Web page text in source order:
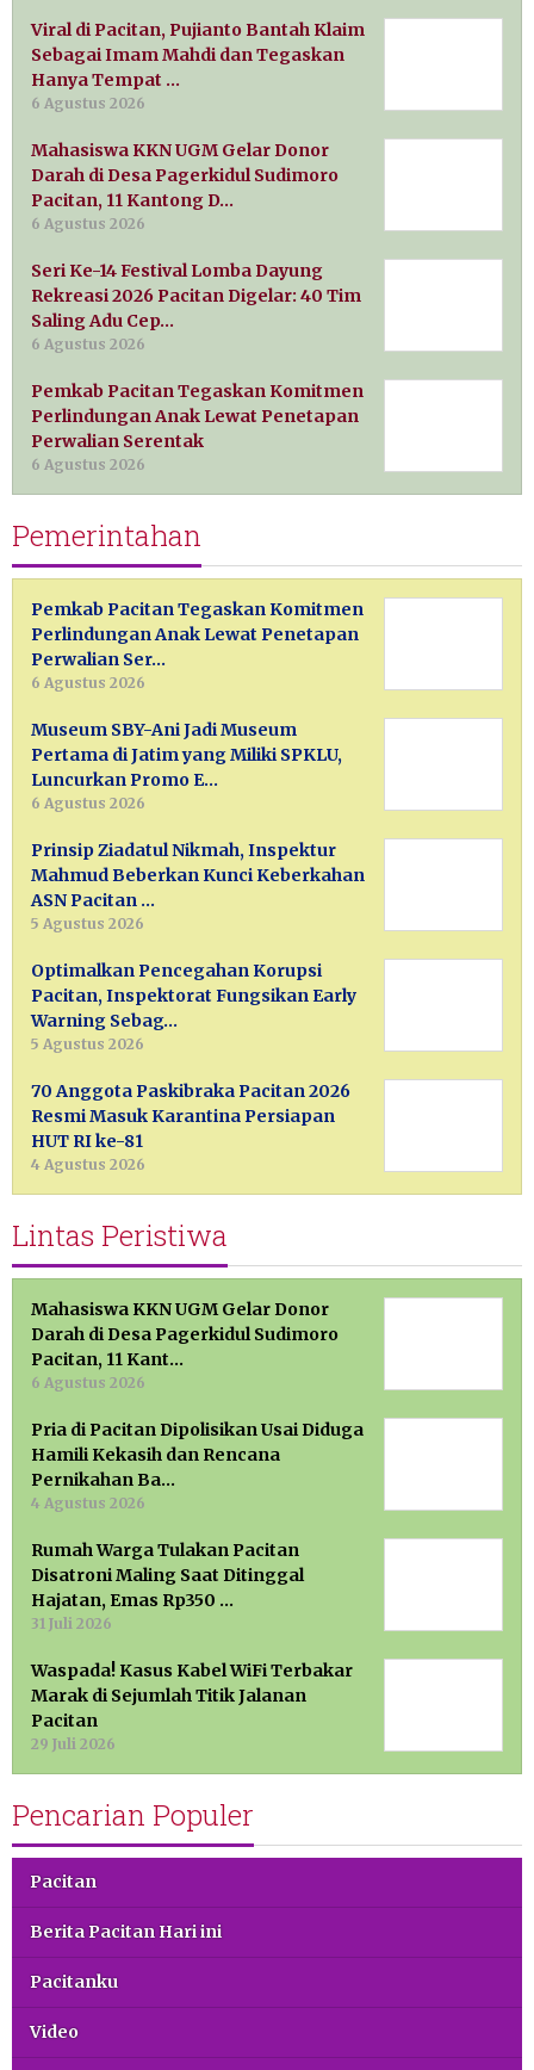
Viral di Pacitan, Pujianto Bantah Klaim
Sebagai Imam Mahdi dan Tegaskan
Hanya Tempat …
6 Agustus 2026
Mahasiswa KKN UGM Gelar Donor
Darah di Desa Pagerkidul Sudimoro
Pacitan, 11 Kantong D…
6 Agustus 2026
Seri Ke-14 Festival Lomba Dayung
Rekreasi 2026 Pacitan Digelar: 40 Tim
Saling Adu Cep…
6 Agustus 2026
Pemkab Pacitan Tegaskan Komitmen
Perlindungan Anak Lewat Penetapan
Perwalian Serentak
6 Agustus 2026
Pemerintahan
Pemkab Pacitan Tegaskan Komitmen
Perlindungan Anak Lewat Penetapan
Perwalian Ser…
6 Agustus 2026
Museum SBY-Ani Jadi Museum
Pertama di Jatim yang Miliki SPKLU,
Luncurkan Promo E…
6 Agustus 2026
Prinsip Ziadatul Nikmah, Inspektur
Mahmud Beberkan Kunci Keberkahan
ASN Pacitan …
5 Agustus 2026
Optimalkan Pencegahan Korupsi
Pacitan, Inspektorat Fungsikan Early
Warning Sebag…
5 Agustus 2026
70 Anggota Paskibraka Pacitan 2026
Resmi Masuk Karantina Persiapan
HUT RI ke-81
4 Agustus 2026
Lintas Peristiwa
Mahasiswa KKN UGM Gelar Donor
Darah di Desa Pagerkidul Sudimoro
Pacitan, 11 Kant…
6 Agustus 2026
Pria di Pacitan Dipolisikan Usai Diduga
Hamili Kekasih dan Rencana
Pernikahan Ba…
4 Agustus 2026
Rumah Warga Tulakan Pacitan
Disatroni Maling Saat Ditinggal
Hajatan, Emas Rp350 …
31 Juli 2026
Waspada! Kasus Kabel WiFi Terbakar
Marak di Sejumlah Titik Jalanan
Pacitan
29 Juli 2026
Pencarian Populer
Pacitan
Berita Pacitan Hari ini
Pacitanku
Video